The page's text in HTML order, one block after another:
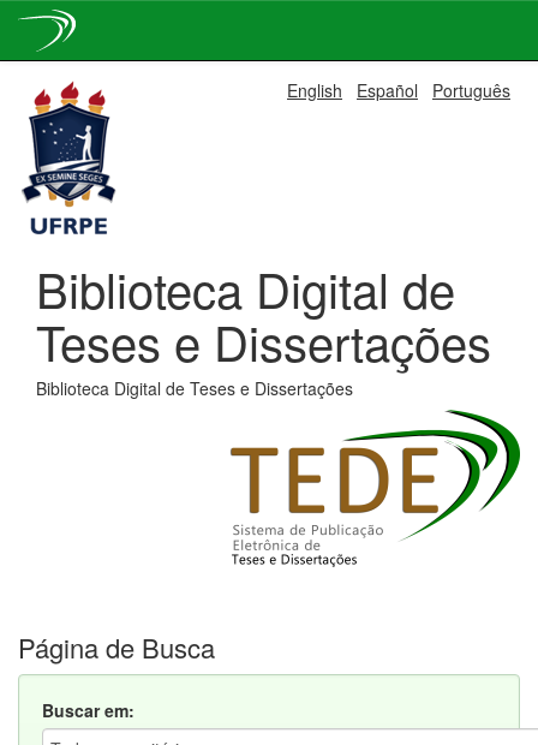
navigation
English Español Português
Biblioteca Digital de
Teses e Dissertações
Biblioteca Digital de Teses e Dissertações
Página de Busca
Buscar em: